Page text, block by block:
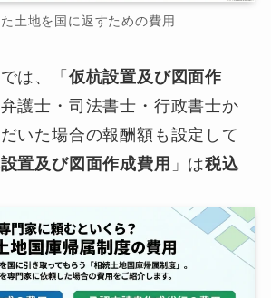
土地を国に返すための費用
は、「 仮杭設置及び図面作
護士・司法書士・行政書士か
いた場合の報酬額も設定して
置及び図面作成費用 」は税込